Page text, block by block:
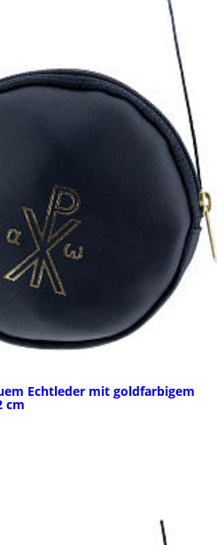
Echtleder mit goldfarbigem
cm